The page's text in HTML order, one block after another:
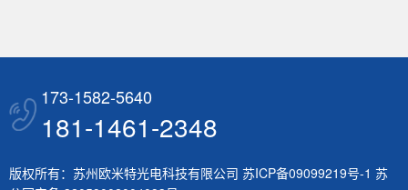
173-1582-5640
181-1461-2348
版权所有：苏州欧米特光电科技有限公司 苏ICP备09099219号-1 苏